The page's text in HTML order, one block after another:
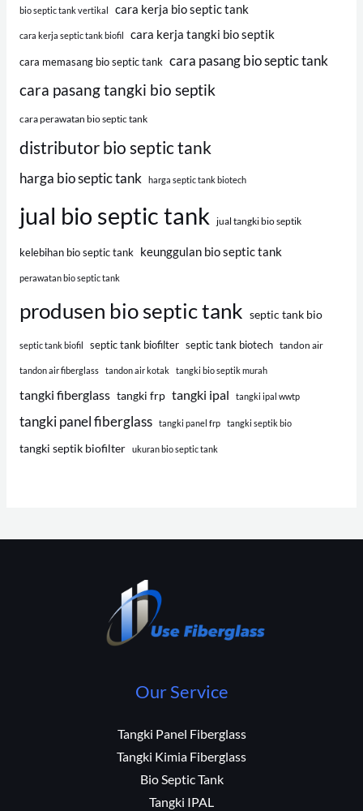
bio septic tank vertikal cara kerja bio septic tank
cara kerja septic tank biofil cara kerja tangki bio septik
cara memasang bio septic tank cara pasang bio septic tank
cara pasang tangki bio septik
cara perawatan bio septic tank
distributor bio septic tank
harga bio septic tank harga septic tank biotech
jual bio septic tank jual tangki bio septik
kelebihan bio septic tank keunggulan bio septic tank
perawatan bio septic tank
produsen bio septic tank septic tank bio
septic tank biofil septic tank biofilter septic tank biotech tandon air
tandon air fiberglass tandon air kotak tangki bio septik murah
tangki fiberglass tangki frp tangki ipal tangki ipal wwtp
tangki panel fiberglass tangki panel frp tangki septik bio
tangki septik biofilter ukuran bio septic tank
Our Service
Tangki Panel Fiberglass
Tangki Kimia Fiberglass
Bio Septic Tank
Tangki IPAL